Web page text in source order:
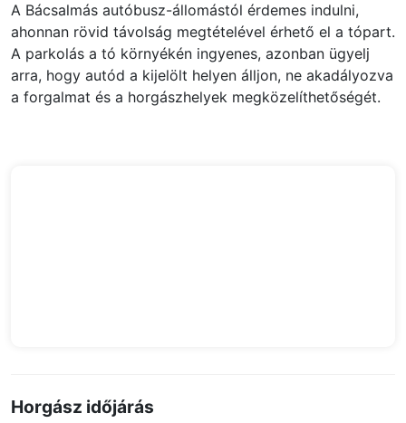
A Bácsalmás autóbusz-állomástól érdemes indulni,
ahonnan rövid távolság megtételével érhető el a tópart.
A parkolás a tó környékén ingyenes, azonban ügyelj
arra, hogy autód a kijelölt helyen álljon, ne akadályozva
a forgalmat és a horgászhelyek megközelíthetőségét.
Horgász időjárás